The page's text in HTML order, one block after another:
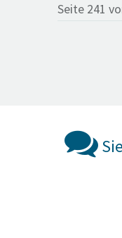
Seite 241